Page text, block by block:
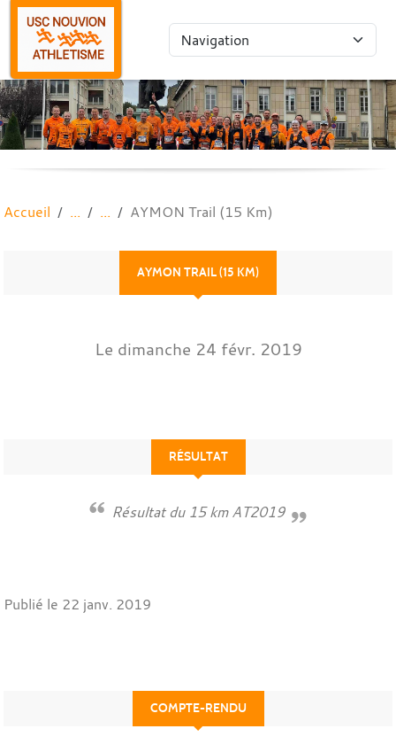
Accueil AYMON Trail (15 Km)
AYMON TRAIL (15 KM)
Le dimanche 24 févr. 2019
RÉSULTAT
Résultat du 15 km AT2019
Publié le 22 janv. 2019
COMPTE-RENDU
Panneau de gestion des cookies